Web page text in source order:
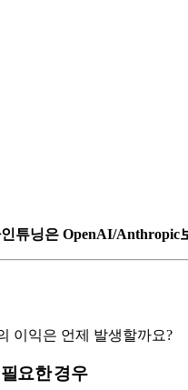
튜닝은 OpenAI/Anthropic
이익은 언제 발생할까요?
요한 경우